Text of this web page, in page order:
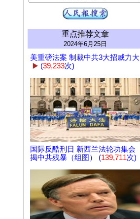
重点推荐文章
2024年6月25日
美重磅法案 制裁中共3大招威力大
▶️ (39,233次)
国际反酷刑日 新西兰法轮功集会
揭中共残暴（组图） (139,711次)